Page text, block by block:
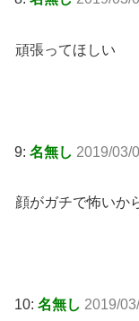
頑張ってほしい
9: 名無し 2019/03/
顔がガチで怖いか
10: 名無し 2019/